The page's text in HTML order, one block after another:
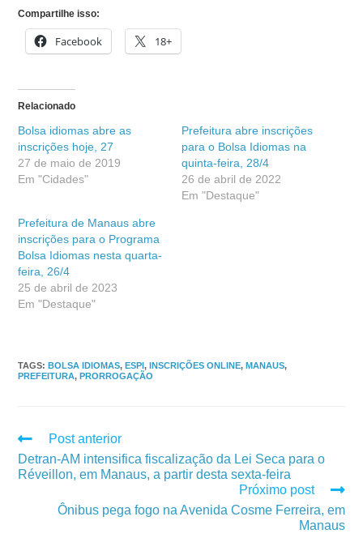
Compartilhe isso:
Facebook 18+
Relacionado
Bolsa idiomas abre as
inscrições hoje, 27
27 de maio de 2019
Em "Cidades"
Prefeitura abre inscrições
para o Bolsa Idiomas na
quinta-feira, 28/4
26 de abril de 2022
Em "Destaque"
Prefeitura de Manaus abre
inscrições para o Programa
Bolsa Idiomas nesta quarta-
feira, 26/4
25 de abril de 2023
Em "Destaque"
TAGS:BOLSA IDIOMAS, ESPI, INSCRIÇÕES ONLINE, MANAUS,
PREFEITURA, PRORROGAÇÃO
Post anterior
Detran-AM intensifica fiscalização da Lei Seca para o
Réveillon, em Manaus, a partir desta sexta-feira
Próximo post
Ônibus pega fogo na Avenida Cosme Ferreira, em
Manaus